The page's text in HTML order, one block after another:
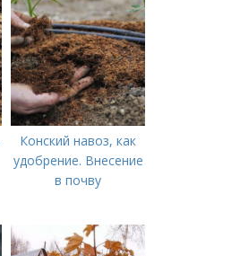
Конский навоз, как
удобрение. Внесение
в почву